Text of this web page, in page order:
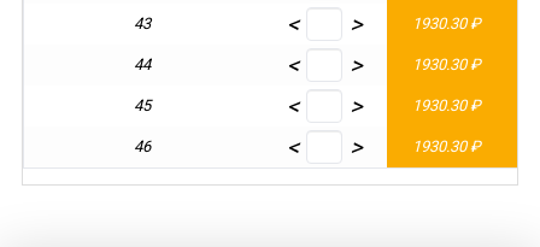
43 < > 1930.30 ₽
44 < > 1930.30 ₽
45 < > 1930.30 ₽
46 < > 1930.30 ₽